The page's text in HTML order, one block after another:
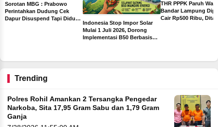
Sorotan MBG : Prabowo
Perintahkan Dudung Cek
Dapur Disuspend Tapi Diduga
Indonesia Stop Impor Solar
Mulai 1 Juli 2026, Dorong
Implementasi B50 Berbasis
THR PPPK Paruh
Bandar Lampung
Cair Rp500 Ribu,
Trending
Polres Rohil Amankan 2 Tersangka Pengedar
Narkoba, Sita 17,95 Gram Sabu dan 1,79 Gram
Ganja